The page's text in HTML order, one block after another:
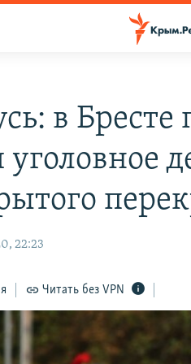
в
уголовное
22:23
Читать без VPN